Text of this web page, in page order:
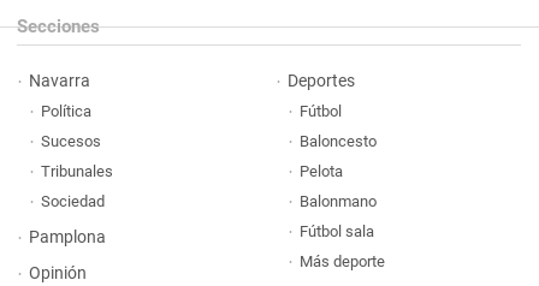
Secciones
Navarra
Política
Sucesos
Tribunales
Sociedad
Pamplona
Opinión
Deportes
Fútbol
Baloncesto
Pelota
Balonmano
Fútbol sala
Más deporte